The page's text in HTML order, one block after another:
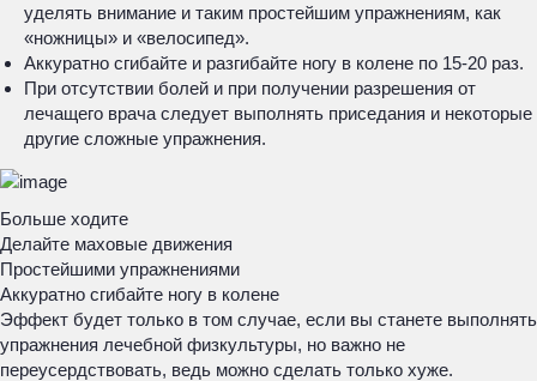
уделять внимание и таким простейшим упражнениям, как
«ножницы» и «велосипед».
Аккуратно сгибайте и разгибайте ногу в колене по 15-20 раз.
При отсутствии болей и при получении разрешения от
лечащего врача следует выполнять приседания и некоторые
другие сложные упражнения.
Больше ходите
Делайте маховые движения
Простейшими упражнениями
Аккуратно сгибайте ногу в колене
Эффект будет только в том случае, если вы станете выполнять
упражнения лечебной физкультуры, но важно не
переусердствовать, ведь можно сделать только хуже.